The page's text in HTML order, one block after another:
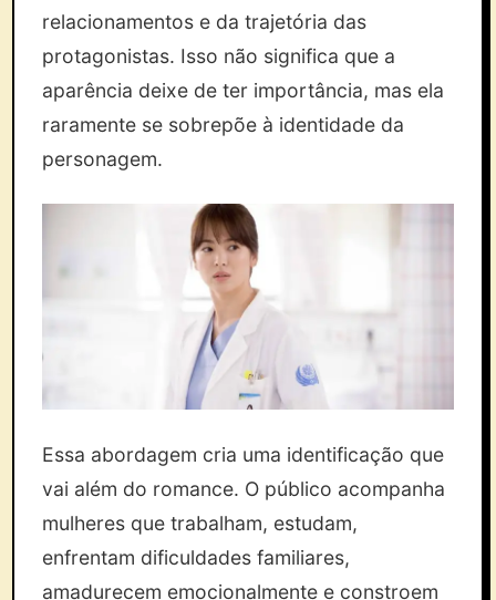
relacionamentos e da trajetória das
protagonistas. Isso não significa que a
aparência deixe de ter importância, mas ela
raramente se sobrepõe à identidade da
personagem.
Essa abordagem cria uma identificação que
vai além do romance. O público acompanha
mulheres que trabalham, estudam,
enfrentam dificuldades familiares,
amadurecem emocionalmente e constroem